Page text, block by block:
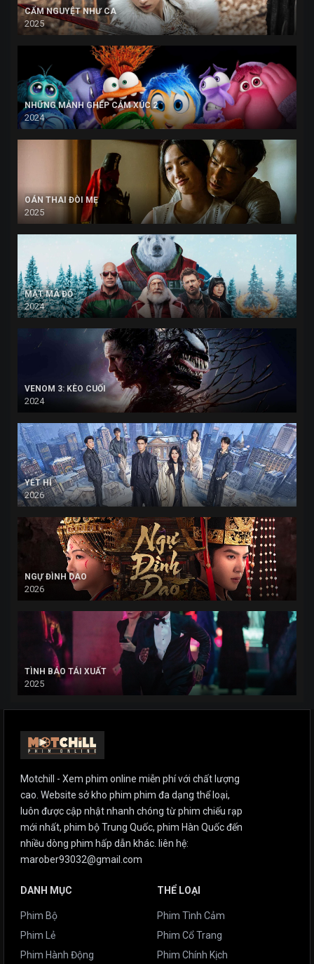
CẨM NGUYỆT NHƯ CA
2025
NHỮNG MẢNH GHÉP CẢM XÚC 2
2024
OÁN THAI ĐÒI MẸ
2025
MẬT MÃ ĐỎ
2024
VENOM 3: KÈO CUỐI
2024
YẾT HÍ
2026
NGỰ ĐÌNH DAO
2026
TÌNH BÁO TÁI XUẤT
2025
Motchill - Xem phim online miễn phí với chất lượng
cao. Website sở kho phim phim đa dạng thể loại,
luôn được cập nhật nhanh chóng từ phim chiếu rạp
mới nhất, phim bộ Trung Quốc, phim Hàn Quốc đến
nhiều dòng phim hấp dẫn khác. liên hệ:
marober93032@gmail.com
DANH MỤC
Phim Bộ
Phim Lẻ
Phim Hành Động
THỂ LOẠI
Phim Tình Cảm
Phim Cổ Trang
Phim Chính Kịch